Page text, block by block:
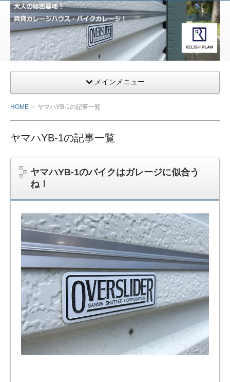
サー
ファ
ー&
ライ
ダー
千葉
県九
十九
里の
ージ
ハウ
ス・
小田
模原
のバ
イク
ー
ジ・
ペッ
トマ
ンシ
ョン
をご
メインメニュー
HOME ヤマハYB-1の記事一覧
ヤマハYB-1の記事一覧
ヤマハYB-1のバイクはガレージに似合う
ね！